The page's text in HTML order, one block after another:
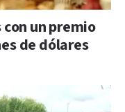
con un premio
de dólares